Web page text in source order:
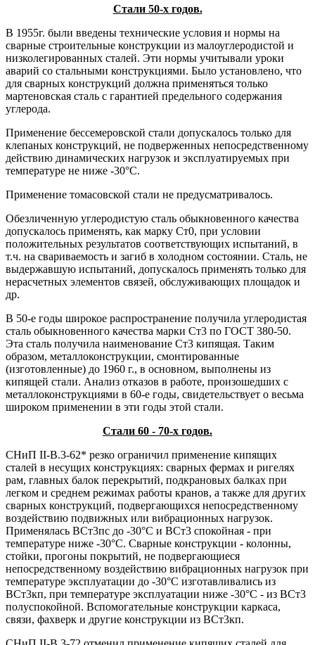
Стали 50-х годов.
В 1955г. были введены технические условия и нормы на
сварные строительные конструкции из малоуглеродистой и
низколегированных сталей. Эти нормы учитывали уроки
аварий со стальными конструкциями. Было установлено, что
для сварных конструкций должна применяться только
мартеновская сталь с гарантией предельного содержания
углерода.
Применение бессемеровской стали допускалось только для
клепаных конструкций, не подверженных непосредственному
действию динамических нагрузок и эксплуатируемых при
температуре не ниже -30°С.
Применение томасовской стали не предусматривалось.
Обезличенную углеродистую сталь обыкновенного качества
допускалось применять, как марку Ст0, при условии
положительных результатов соответствующих испытаний, в
т.ч. на свариваемость и загиб в холодном состоянии. Сталь, не
выдержавшую испытаний, допускалось применять только для
нерасчетных элементов связей, обслуживающих площадок и
др.
В 50-е годы широкое распространение получила углеродистая
сталь обыкновенного качества марки Ст3 по ГОСТ 380-50.
Эта сталь получила наименование Ст3 кипящая. Таким
образом, металлоконструкции, смонтированные
(изготовленные) до 1960 г., в основном, выполнены из
кипящей стали. Анализ отказов в работе, произошедших с
металлоконструкциями в 60-е годы, свидетельствует о весьма
широком применении в эти годы этой стали.
Стали 60 - 70-х годов.
СНиП II-В.3-62* резко ограничил применение кипящих
сталей в несущих конструкциях: сварных фермах и ригелях
рам, главных балок перекрытий, подкрановых балках при
легком и среднем режимах работы кранов, а также для других
сварных конструкций, подвергающихся непосредственному
воздействию подвижных или вибрационных нагрузок.
Применялась ВСт3пс до -30°С и ВСт3 спокойная - при
температуре ниже -30°С. Сварные конструкции - колонны,
стойки, прогоны покрытий, не подвергающиеся
непосредственному воздействию вибрационных нагрузок при
температуре эксплуатации до -30°С изготавливались из
ВСт3кп, при температуре эксплуатации ниже -30°С - из ВСт3
полуспокойной. Вспомогательные конструкции каркаса,
связи, фахверк и другие конструкции из ВСт3кп.